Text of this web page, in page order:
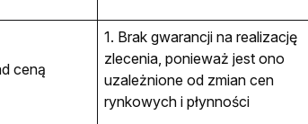
ceną
1. Brak gwarancji na realizację
zlecenia, ponieważ jest ono
uzależnione od zmian cen
rynkowych i płynności